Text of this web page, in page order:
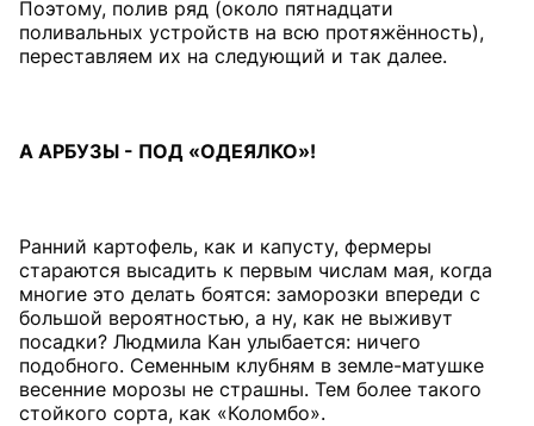
Поэтому, полив ряд (около пятнадцати
поливальных устройств на всю протяжённость),
переставляем их на следующий и так далее.
А АРБУЗЫ - ПОД «ОДЕЯЛКО»!
Ранний картофель, как и капусту, фермеры
стараются высадить к первым числам мая, когда
многие это делать боятся: заморозки впереди с
большой вероятностью, а ну, как не выживут
посадки? Людмила Кан улыбается: ничего
подобного. Семенным клубням в земле-матушке
весенние морозы не страшны. Тем более такого
стойкого сорта, как «Коломбо».